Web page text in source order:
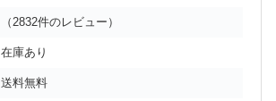
（2832件のレビュー）
在庫あり
送料無料